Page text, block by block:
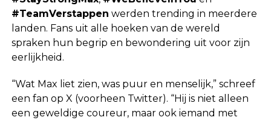
#TeamVerstappen werden trending in meerdere
landen. Fans uit alle hoeken van de wereld
spraken hun begrip en bewondering uit voor zijn
eerlijkheid.
“Wat Max liet zien, was puur en menselijk,” schreef
een fan op X (voorheen Twitter). “Hij is niet alleen
een geweldige coureur, maar ook iemand met